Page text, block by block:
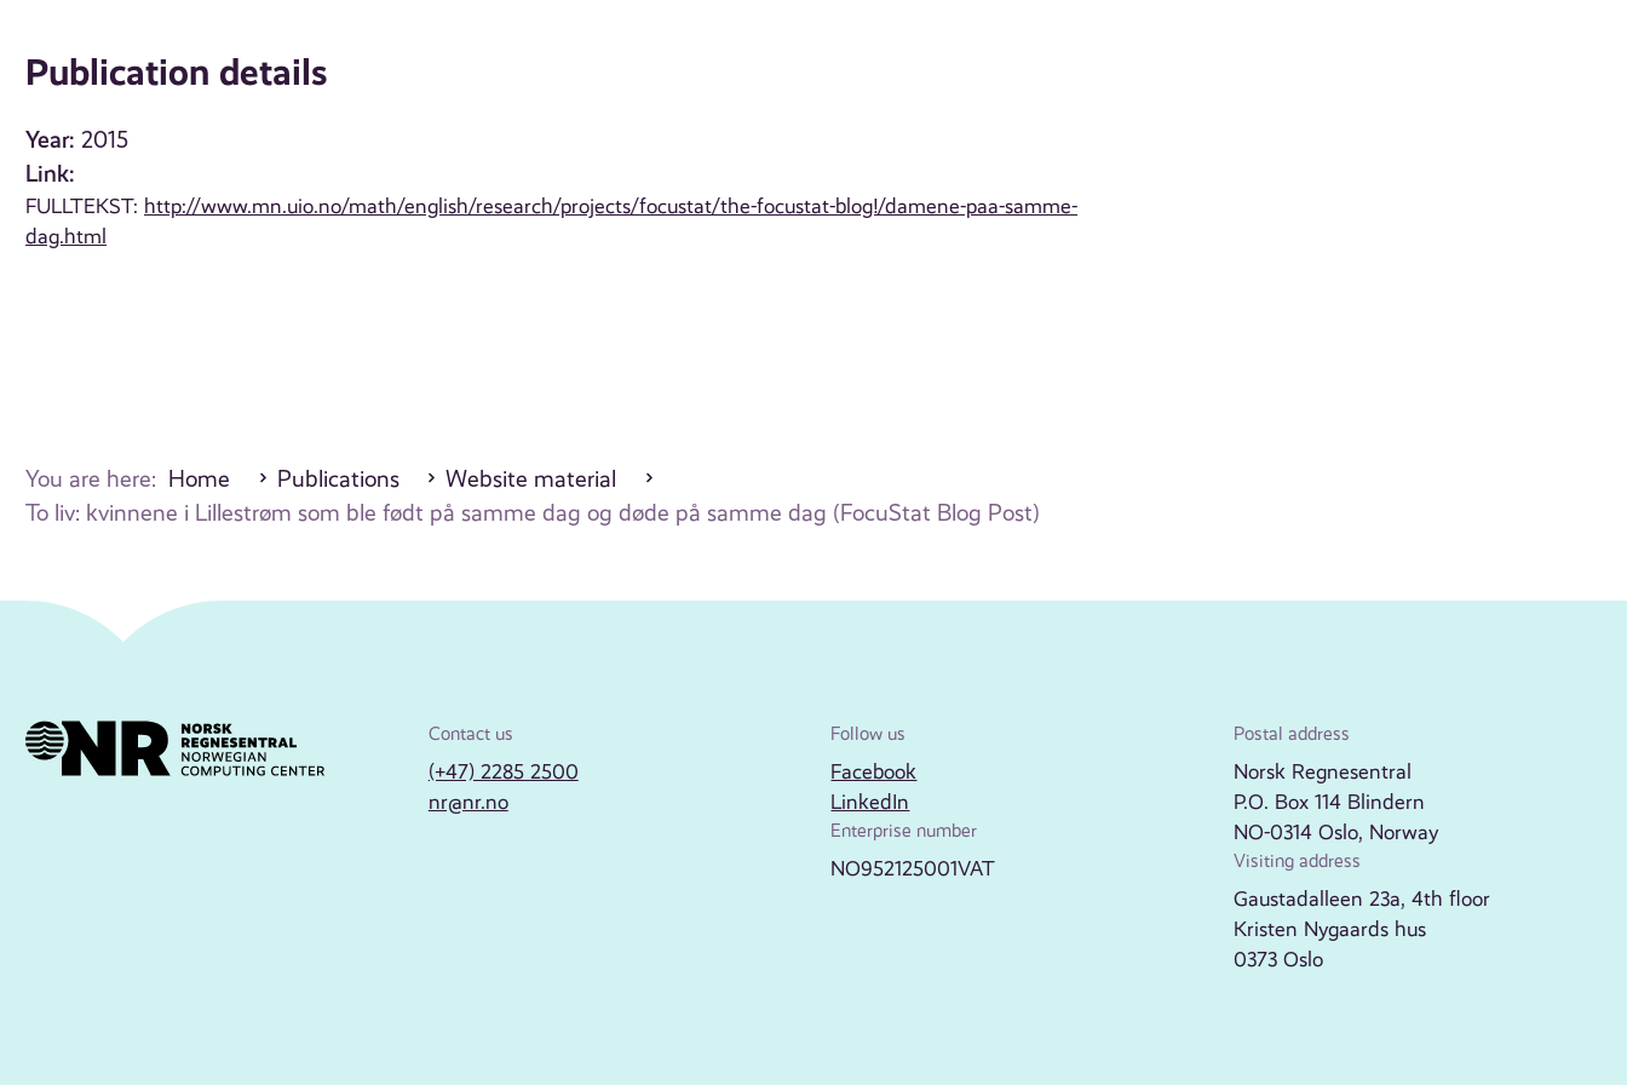
Publication details
Year: 2015
Link:
FULLTEKST: http://www.mn.uio.no/math/english/research/projects/focustat/the-focustat-blog!/damene-paa-samme-
dag.html
You are here: Home Publications
Website material
To liv: kvinnene i Lillestrøm som ble født på samme dag og døde på samme dag (FocuStat Blog Post)
Contact us
(+47) 2285 2500
nr@nr.no
Follow us
Facebook
LinkedIn
Enterprise number
NO952125001VAT
Postal address
Norsk Regnesentral
P.O. Box 114 Blindern
NO-0314 Oslo, Norway
Visiting address
Gaustadalleen 23a, 4th floor
Kristen Nygaards hus
0373 Oslo